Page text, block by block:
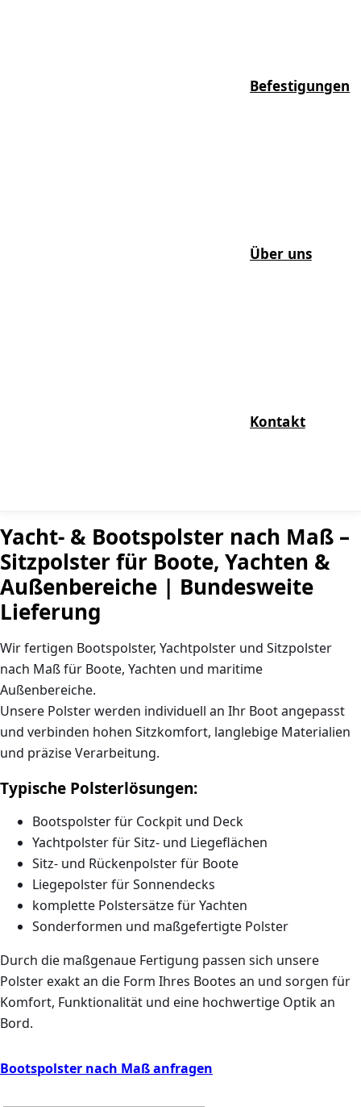
Befestigungen
Über uns
Kontakt
Yacht- & Bootspolster nach Maß –
Sitzpolster für Boote, Yachten &
Außenbereiche | Bundesweite
Lieferung
Wir fertigen Bootspolster, Yachtpolster und Sitzpolster
nach Maßfür Boote, Yachten und maritime
Außenbereiche.
Unsere Polster werden individuell an Ihr Boot angepasst
und verbinden hohen Sitzkomfort, langlebige Materialien
und präzise Verarbeitung.
Typische Polsterlösungen:
Bootspolster für Cockpit und Deck
Yachtpolster für Sitz- und Liegeflächen
Sitz- und Rückenpolster für Boote
Liegepolster für Sonnendecks
komplette Polstersätze für Yachten
Sonderformen und maßgefertigte Polster
Durch die maßgenaue Fertigung passen sich unsere
Polster exakt an die Form Ihres Bootes an und sorgen für
Komfort, Funktionalität und eine hochwertige Optik an
Bord.
Bootspolster nach Maß anfragen